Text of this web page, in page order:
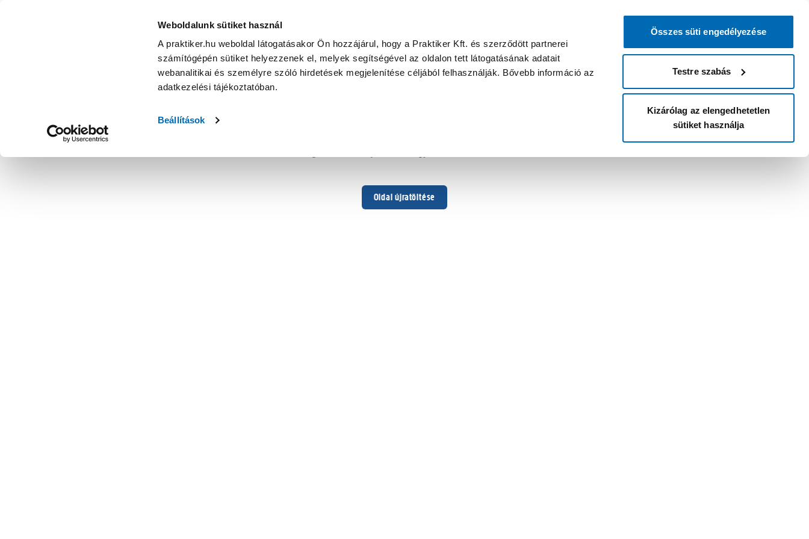
Weboldalunk sütiket használ
A praktiker.hu weboldal látogatásakor Ön hozzájárul, hogy a Praktiker Kft. és szerződött partnerei
számítógépén sütiket helyezzenek el, melyek segítségével az oldalon tett látogatásának adatait
webanalitikai és személyre szóló hirdetések megjelenítése céljából felhasználják. Bővebb információ az
adatkezelési tájékoztatóban.
Beállítások
Összes süti engedélyezése
Testre szabás
Kizárólag az elengedhetetlen
sütiket használja
Oldal újratöltése